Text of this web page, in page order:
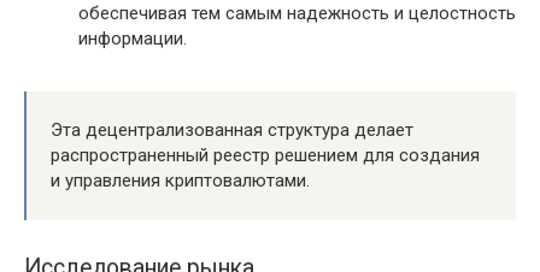
обеспечивая тем самым надежность и целостность
информации.
Эта децентрализованная структура делает
распространенный реестр решением для создания
и управления криптовалютами.